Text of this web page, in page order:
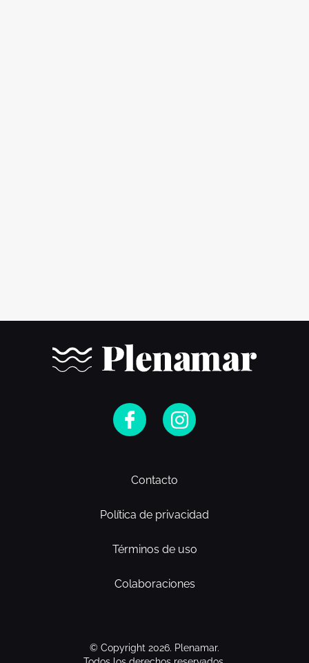
Contacto
Política de privacidad
Términos de uso
Colaboraciones
© Copyright 2026. Plenamar.